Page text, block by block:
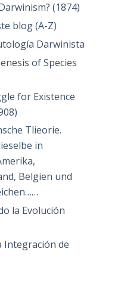
(1874)
blog (A-Z)
Darwinista
of Species
for Existence
Tlieorie.
in
Belgien und
la Evolución
Integración de